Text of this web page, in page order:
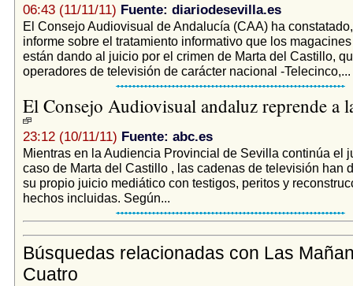
06:43 (11/11/11) Fuente: diariodesevilla.es
El Consejo Audiovisual de Andalucía (CAA) ha
informe sobre el tratamiento informativo que los
están dando al juicio por el crimen de Marta del Castillo,
operadores de televisión de carácter nacional -Telecinco,...
El Consejo Audiovisual andaluz reprende a
23:12 (10/11/11) Fuente: abc.es
Mientras en la Audiencia Provincial de Sevilla continúa el
caso de Marta del Castillo , las cadenas de televisión han
su propio juicio mediático con testigos, peritos y
hechos incluidas. Según...
Búsquedas relacionadas con Las
Cuatro